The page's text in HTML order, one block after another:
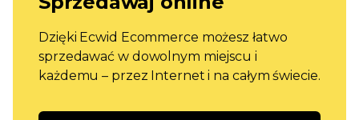
Dzięki Ecwid Ecommerce możesz łatwo
sprzedawać w dowolnym miejscu i
każdemu – przez Internet i na całym świecie.